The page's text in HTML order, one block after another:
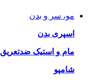
مو، سر و بدن
اسپری بدن
مام و استیک ضدتعریق
شامپو